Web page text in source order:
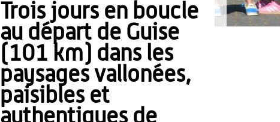
Trois jours en boucle
au départ de Guise
(101 km) dans les
paysages vallonées,
paisibles et
authentiques de